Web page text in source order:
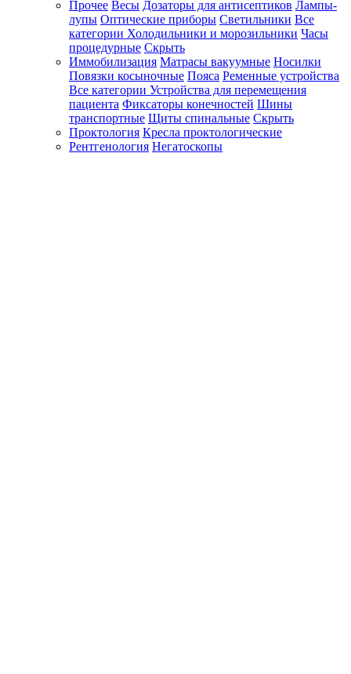
Прочее Весы Дозаторы для антисептиков Лампы-
лупы Оптические приборы Светильники Все
категории Холодильники и морозильники Часы
процедурные Скрыть
Иммобилизация Матрасы вакуумные Носилки
Повязки косыночные Пояса Ременные устройства
Все категории Устройства для перемещения
пациента Фиксаторы конечностей Шины
транспортные Щиты спинальные Скрыть
Проктология Кресла проктологические
Рентгенология Негатоскопы